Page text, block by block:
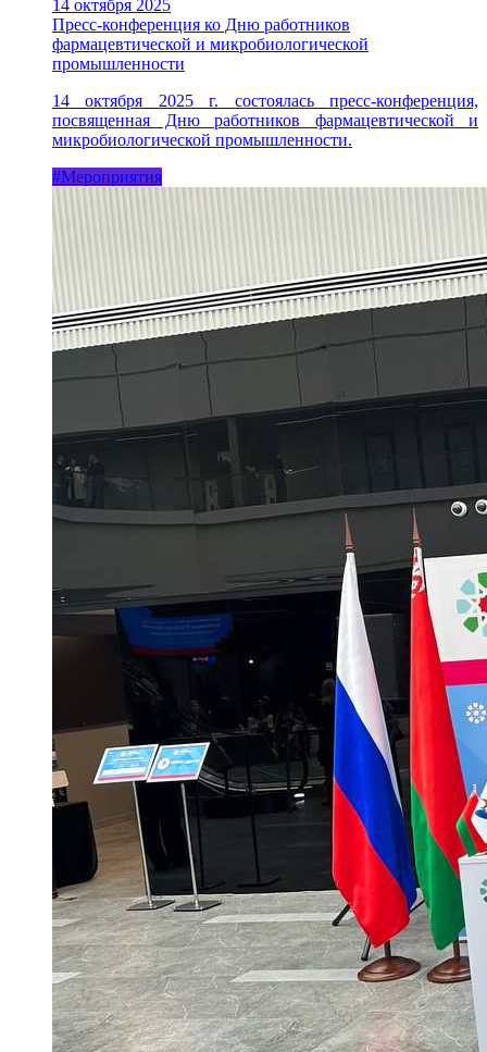
14 октября 2025
Пресс-конференция ко Дню работников
фармацевтической и микробиологической
промышленности
14 октября 2025 г. состоялась пресс-конференция,
посвященная Дню работников фармацевтической и
микробиологической промышленности.
#Мероприятия